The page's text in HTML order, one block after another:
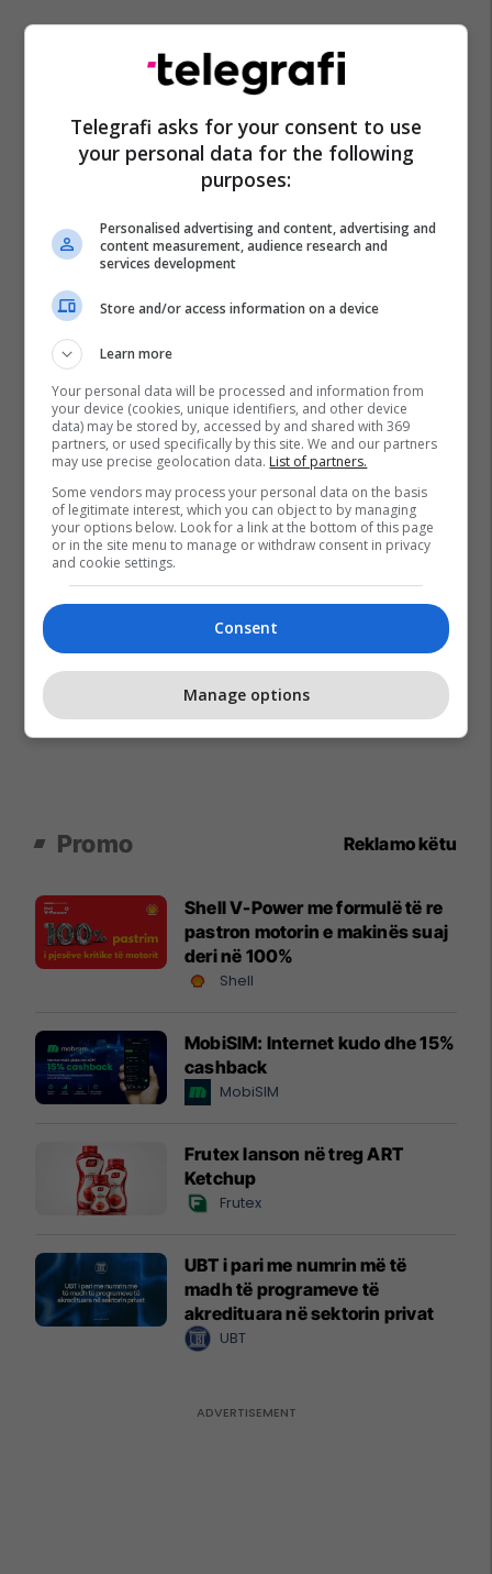
Promo Reklamo këtu
Shell V-Power me formulë të re
pastron motorin e makinës suaj
deri në 100%
Shell
MobiSIM: Internet kudo dhe 15%
cashback
MobiSIM
Frutex lanson në treg ART
Ketchup
Frutex
UBT i pari me numrin më të
madh të programeve të
akredituara në sektorin privat
UBT
Telegrafi asks for your consent to use
your personal data for the following
purposes:
Personalised advertising and content, advertising and
content measurement, audience research and
services development
Store and/or access information on a device
Learn more
Your personal data will be processed and information from
your device (cookies, unique identifiers, and other device
data) may be stored by, accessed by and shared with 369
partners, or used specifically by this site. We and our partners
may use precise geolocation data. List of partners.
Some vendors may process your personal data on the basis
of legitimate interest, which you can object to by managing
your options below. Look for a link at the bottom of this page
or in the site menu to manage or withdraw consent in privacy
and cookie settings.
Consent
Manage options